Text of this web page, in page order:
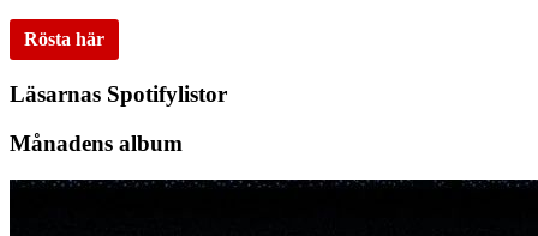
Rösta här
Läsarnas Spotifylistor
Månadens album